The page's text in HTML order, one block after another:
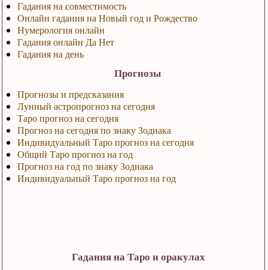
Гадания на совместимость
Онлайн гадания на Новый год и Рождество
Нумерология онлайн
Гадания онлайн Да Нет
Гадания на день
Прогнозы
Прогнозы и предсказания
Лунный астропрогноз на сегодня
Таро прогноз на сегодня
Прогноз на сегодня по знаку Зодиака
Индивидуальный Таро прогноз на сегодня
Общий Таро прогноз на год
Прогноз на год по знаку Зодиака
Индивидуальный Таро прогноз на год
Гадания на Таро и оракулах